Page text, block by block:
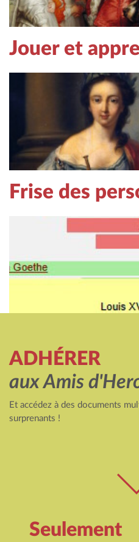
Jouer et
Frise des
ADHÉRER
aux Amis
Et accédez à des documents
surprenants !
Seulement